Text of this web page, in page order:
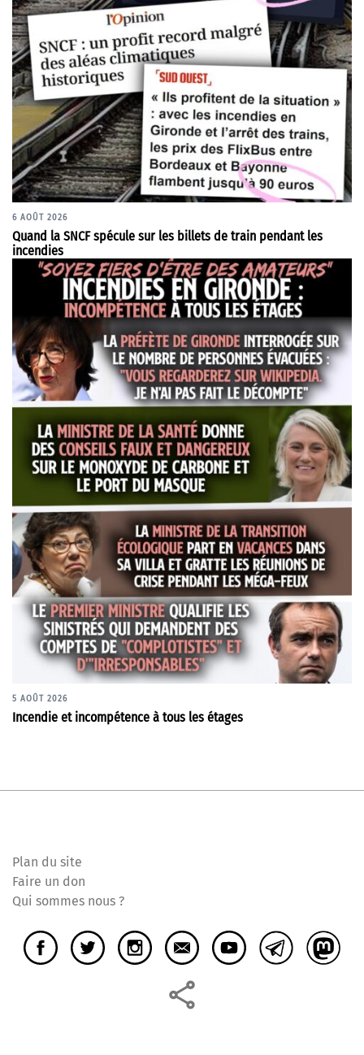
6 AOÛT 2026
Quand la SNCF spécule sur les billets de train pendant les
incendies
5 AOÛT 2026
Incendie et incompétence à tous les étages
Plan du site
Faire un don
Qui sommes nous ?